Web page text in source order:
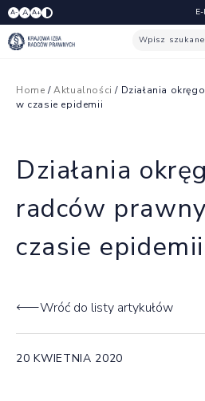
A- A A+
Wpisz szukane
Home /Aktualności / Działania
w czasie epidemii
Działania
radców
czasie epidemii
Wróć do listy artykułów
20 KWIETNIA 2020